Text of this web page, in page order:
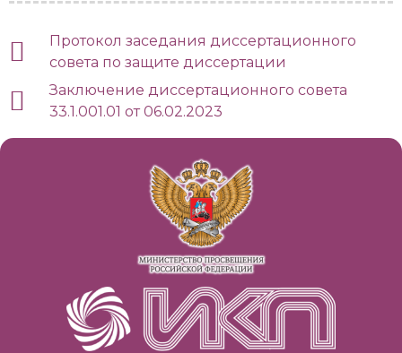
Протокол заседания диссертационного
совета по защите диссертации
Заключение диссертационного совета
33.1.001.01 от 06.02.2023